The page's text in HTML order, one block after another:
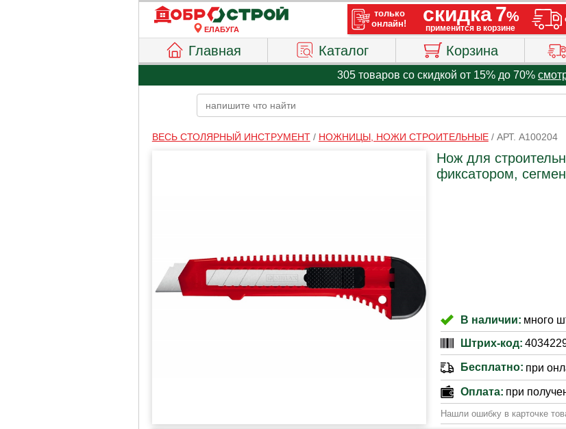
ЕЛАБУГА
Главная Каталог Корзина
305 товаров со скидкой от 15% до 70%
ВЕСЬ СТОЛЯРНЫЙ ИНСТРУМЕНТ/ НОЖНИЦЫ, НОЖИ СТРОИТЕЛЬНЫЕ/ АРТ. A100204
Нож для
фиксатором,
В наличии: много
Штрих-код:
Бесплатно: при
Оплата: при
Нашли ошибку в карточке